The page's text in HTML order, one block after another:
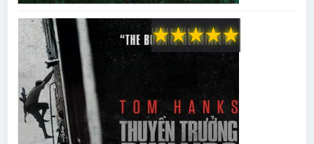
★
★
★
★
★